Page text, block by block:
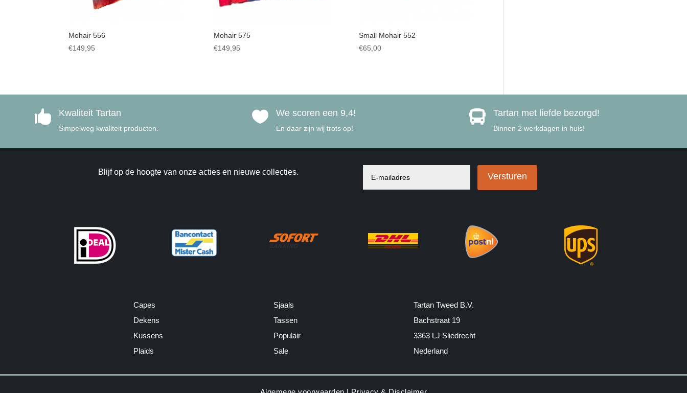
Mohair 556
€149,95
Mohair 575
€149,95
Small Mohair 552
€65,00
 Kwaliteit Tartan
Simpelweg kwaliteit producten.
 We scoren een 9,4!
En daar zijn wij trots op!
 Tartan met liefde bezorgd!
Binnen 2 werkdagen in huis!
Blijf op de hoogte van onze acties en nieuwe collecties. Versturen
Capes
Dekens
Kussens
Plaids
Sjaals
Tassen
Populair
Sale
Tartan Tweed B.V.
Bachstraat 19
3363 LJ Sliedrecht
Nederland